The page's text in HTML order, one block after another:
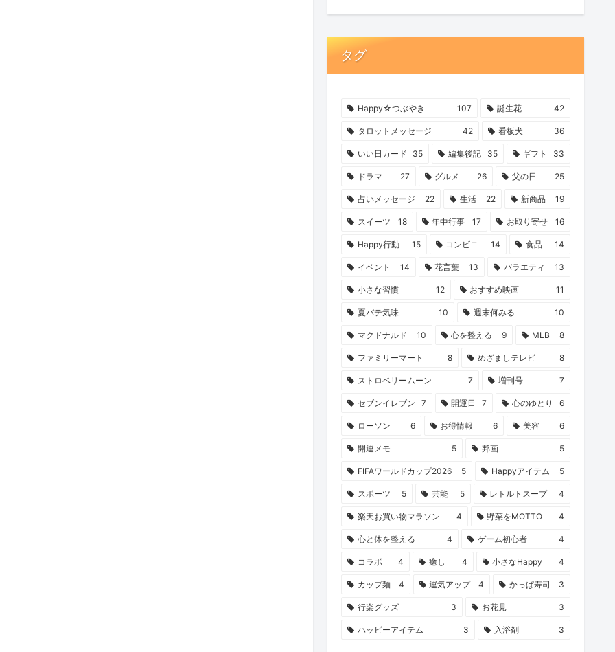
タグ
Happy☆つぶやき 107 誕生花 42
タロットメッセージ 42 看板犬 36
いい日カード 35 編集後記 35 ギフト 33
ドラマ 27 グルメ 26 父の日 25
占いメッセージ 22 生活 22 新商品 19
スイーツ 18 年中行事 17 お取り寄せ 16
Happy行動 15 コンビニ 14 食品 14
イベント 14 花言葉 13 バラエティ 13
小さな習慣 12 おすすめ映画 11
夏バテ気味 10 週末何みる 10
マクドナルド 10 心を整える 9 MLB 8
ファミリーマート 8 めざましテレビ 8
ストロベリームーン 7 増刊号 7
セブンイレブン 7 開運日 7 心のゆとり 6
ローソン 6 お得情報 6 美容 6
開運メモ 5 邦画 5
FIFAワールドカップ2026 5 Happyアイテム 5
スポーツ 5 芸能 5 レトルトスープ 4
楽天お買い物マラソン 4 野菜をMOTTO 4
心と体を整える 4 ゲーム初心者 4
コラボ 4 癒し 4 小さなHappy 4
カップ麺 4 運気アップ 4 かっぱ寿司 3
行楽グッズ 3 お花見 3
ハッピーアイテム 3 入浴剤 3